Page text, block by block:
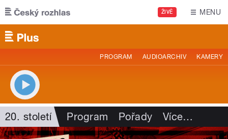
Přejít k hlavnímu obsahu
ŽIVĚ MENU
PROGRAM AUDIOARCHIV KAMERY
20. století Program Pořady Více…